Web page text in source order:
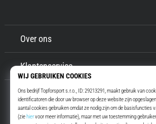
Over ons
Klantenservice